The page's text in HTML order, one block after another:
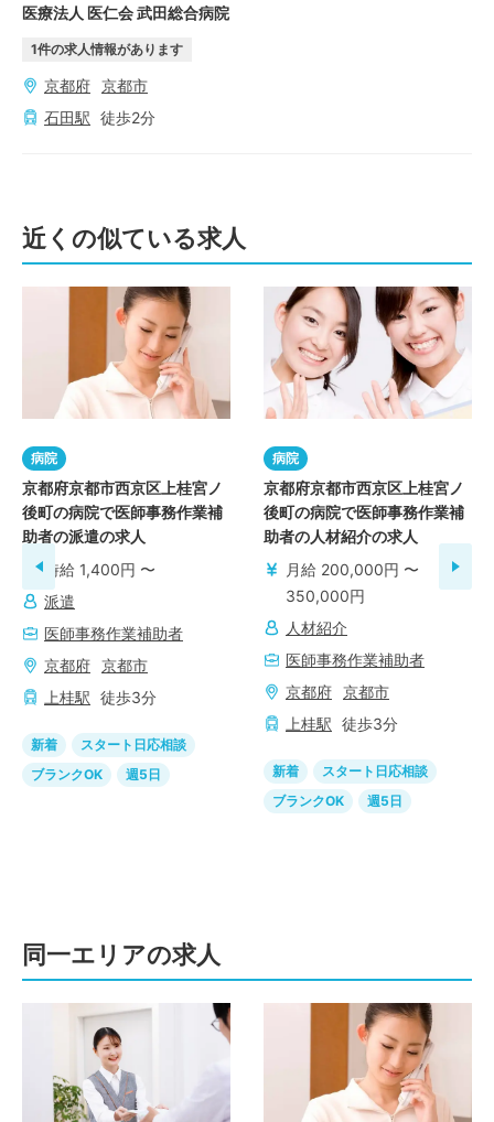
医療法人 医仁会 武田総合病院
1件の求人情報があります
京都府 京都市
石田駅 徒歩2分
近くの似ている求人
病院
京都府京都市西京区上桂宮ノ
後町の病院で医師事務作業補
助者の派遣の求人
時給 1,400円 〜
派遣
医師事務作業補助者
京都府 京都市
上桂駅 徒歩3分
新着
スタート日応相談
ブランクOK
週5日
病院
京都府京都市西京区上桂宮ノ
後町の病院で医師事務作業補
助者の人材紹介の求人
月給 200,000円 〜
350,000円
人材紹介
医師事務作業補助者
京都府 京都市
上桂駅 徒歩3分
新着
スタート日応相談
ブランクOK
週5日
同一エリアの求人